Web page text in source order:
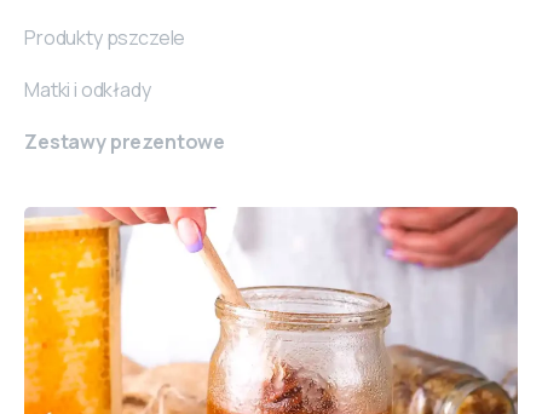
Produkty pszczele
Matki i odkłady
Zestawy prezentowe